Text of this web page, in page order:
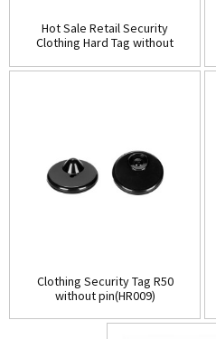
Hot Sale Retail Security
Clothing Hard Tag without
Clothing Security Tag R50
without pin(HR009)